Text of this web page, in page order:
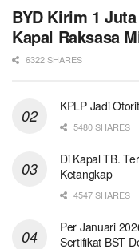
BYD Kirim 1
Kapal Raksasa
6322 SHARES
KPLP Jadi
5480 SHARES
Di Kapal TB.
Ketangkap
4547 SHARES
Per Januari
Sertifikat BST